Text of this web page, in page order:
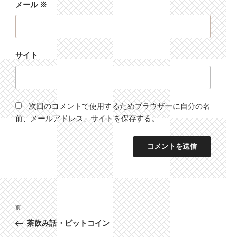
メール※
サイト
次回のコメントで使用するためブラウザーに自分の名
前、メールアドレス、サイトを保存する。
投
稿
ナ
前
の
投
前
茶飲み話・ビットコイン